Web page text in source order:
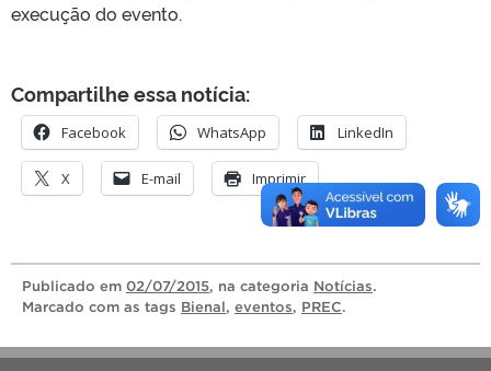
execução do evento.
Compartilhe essa notícia:
Facebook WhatsApp LinkedIn
X E-mail Imprimir
Publicado em 02/07/2015, na categoria Notícias.
Marcado com as tags Bienal, eventos, PREC.